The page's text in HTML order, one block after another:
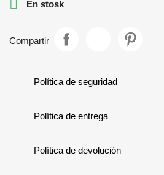

En stosk
Compartir
Política de seguridad
Política de entrega
Política de devolución